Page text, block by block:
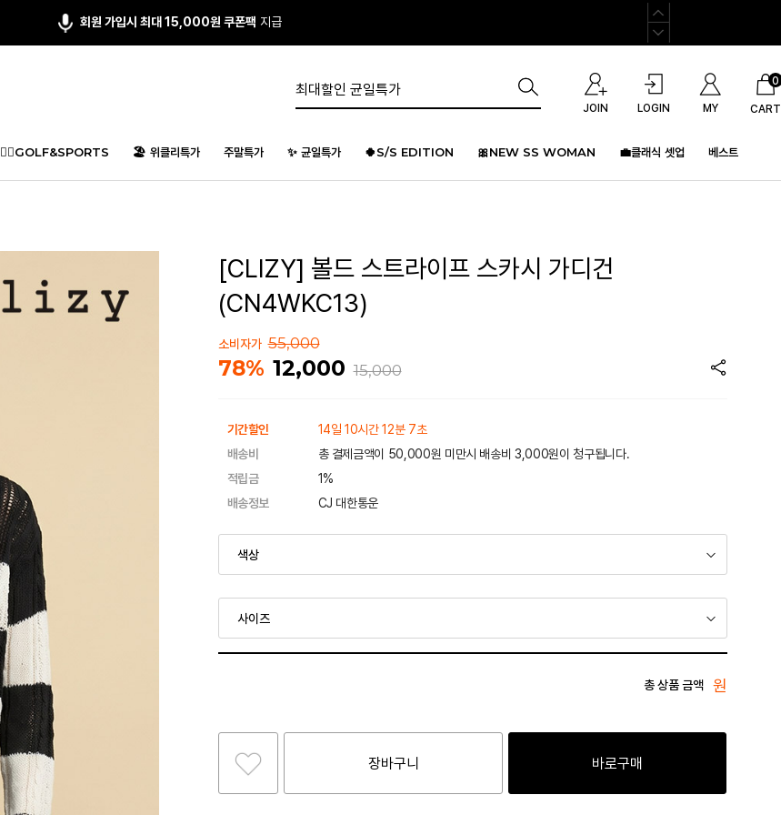
회원 가입시 최대 15,000원 쿠폰팩 지급
JOIN LOGIN MY CART
0
🏌️‍♂️GOLF&SPORTS 🏖️ 위클리특가 주말특가 ✨ 균일특가 🍀S/S EDITION 🎀NEW SS WOMAN 💼클래식 셋업 베스트
[CLIZY] 볼드 스트라이프 스카시 가디건
(CN4WKC13)
소비자가 55,000
78% 12,000 15,000
기간할인
14일 10시간 12분 7초
배송비
총 결제금액이 50,000원 미만시 배송비 3,000원이 청구됩니다.
적립금
1%
배송정보
CJ 대한통운
총 상품 금액 원
장바구니 바로구매